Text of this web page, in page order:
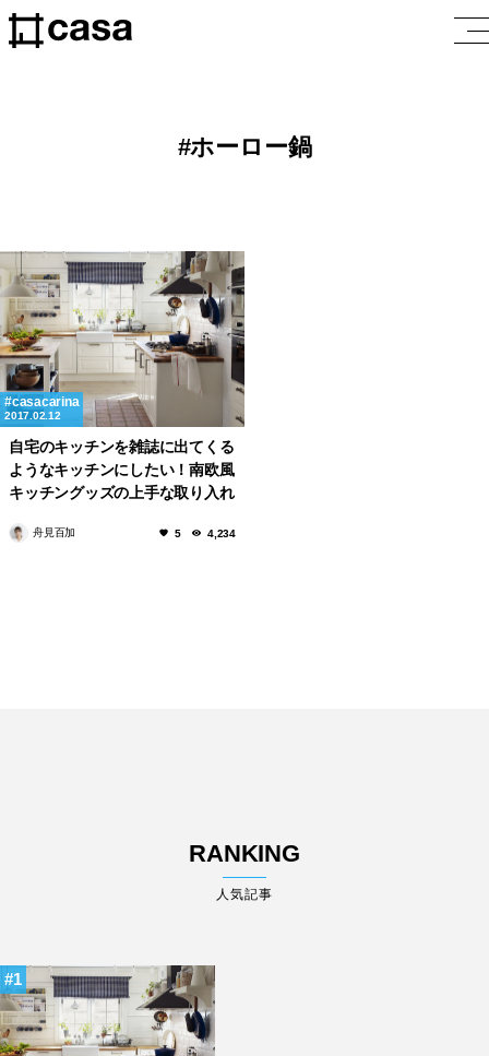
ホーロー鍋
casacarina
2017.02.12
自宅のキッチンを雑誌に出てくる
ようなキッチンにしたい！南欧風
キッチングッズの上手な取り入れ
舟見百加 5 4,234
RANKING
人気記事
1